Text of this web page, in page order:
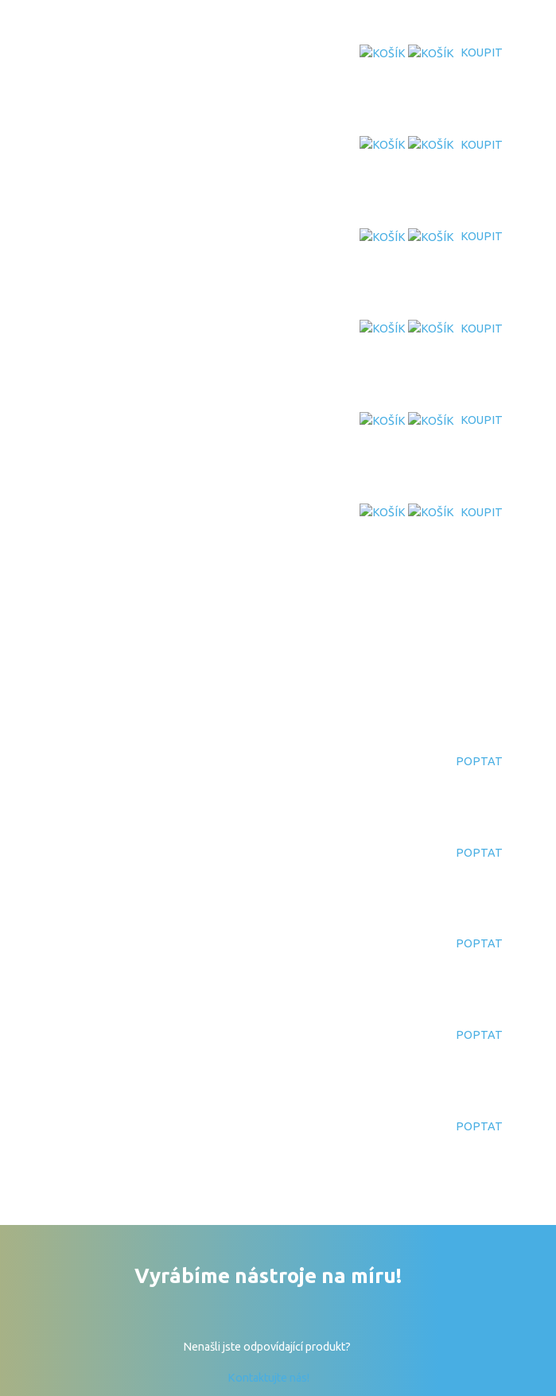
KOUPIT
KOUPIT
KOUPIT
KOUPIT
KOUPIT
KOUPIT
POPTAT
POPTAT
POPTAT
POPTAT
POPTAT
Vyrábíme nástroje na míru!
Nenašli jste odpovídající produkt?
Kontaktujte nás!